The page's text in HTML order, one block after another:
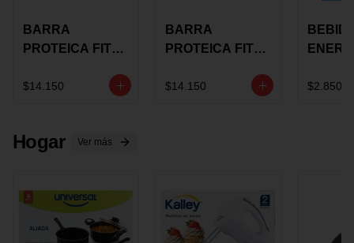
BARRA
PROTEICA FIT
CHOCOLATE X
$14.150
BARRA
PROTEICA FIT
GRS
$14.150
STACK 6G
$2.850
Hogar Ver más